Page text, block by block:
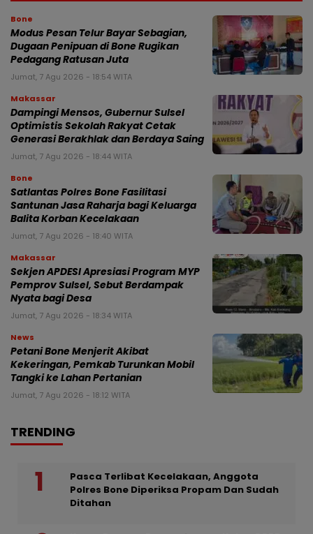
Bone
Modus Pesan Telur Bayar Sebagian,
Dugaan Penipuan di Bone Rugikan
Pedagang Ratusan Juta
Jumat, 7 Agu 2026 - 18:54 WITA
Makassar
Dampingi Mensos, Gubernur Sulsel
Optimistis Sekolah Rakyat Cetak
Generasi Berakhlak dan Berdaya Saing
Jumat, 7 Agu 2026 - 18:44 WITA
Bone
Satlantas Polres Bone Fasilitasi
Santunan Jasa Raharja bagi Keluarga
Balita Korban Kecelakaan
Jumat, 7 Agu 2026 - 18:40 WITA
Makassar
Sekjen APDESI Apresiasi Program MYP
Pemprov Sulsel, Sebut Berdampak
Nyata bagi Desa
Jumat, 7 Agu 2026 - 18:34 WITA
News
Petani Bone Menjerit Akibat
Kekeringan, Pemkab Turunkan Mobil
Tangki ke Lahan Pertanian
Jumat, 7 Agu 2026 - 18:12 WITA
TRENDING
Pasca Terlibat Kecelakaan, Anggota
Polres Bone Diperiksa Propam Dan Sudah
Ditahan